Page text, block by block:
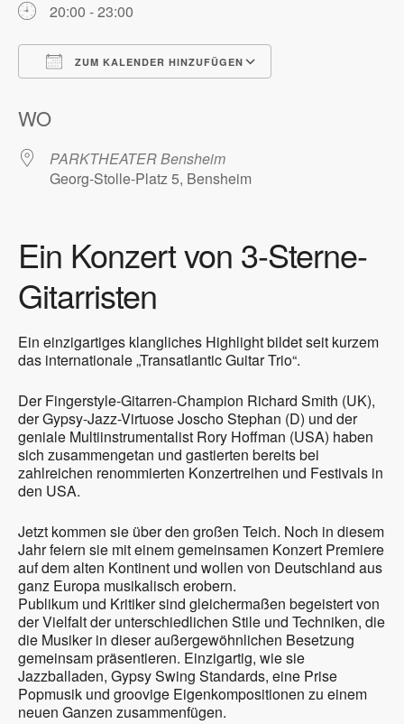
20:00 - 23:00
ZUM KALENDER HINZUFÜGEN
WO
PARKTHEATER Bensheim
Georg-Stolle-Platz 5, Bensheim
Ein Konzert von 3-Sterne-
Gitarristen
Ein einzigartiges klangliches Highlight bildet seit kurzem
das internationale „Transatlantic Guitar Trio“.
Der Fingerstyle-Gitarren-Champion Richard Smith (UK),
der Gypsy-Jazz-Virtuose Joscho Stephan (D) und der
geniale Multiinstrumentalist Rory Hoffman (USA) haben
sich zusammengetan und gastierten bereits bei
zahlreichen renommierten Konzertreihen und Festivals in
den USA.
Jetzt kommen sie über den großen Teich. Noch in diesem
Jahr feiern sie mit einem gemeinsamen Konzert Premiere
auf dem alten Kontinent und wollen von Deutschland aus
ganz Europa musikalisch erobern.
Publikum und Kritiker sind gleichermaßen begeistert von
der Vielfalt der unterschiedlichen Stile und Techniken, die
die Musiker in dieser außergewöhnlichen Besetzung
gemeinsam präsentieren. Einzigartig, wie sie
Jazzballaden, Gypsy Swing Standards, eine Prise
Popmusik und groovige Eigenkompositionen zu einem
neuen Ganzen zusammenfügen.